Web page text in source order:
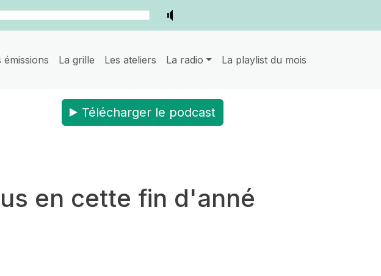
émissions La grille Les ateliers La radio La playlist du mois
Télécharger le podcast
en cette fin d'anné